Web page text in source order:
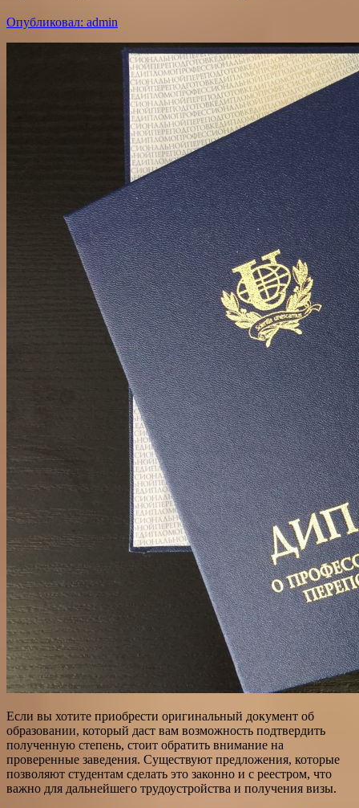
Опубликовал: admin
Если вы хотите приобрести оригинальный документ об
образовании, который даст вам возможность подтвердить
полученную степень, стоит обратить внимание на
проверенные заведения. Существуют предложения, которые
позволяют студентам сделать это законно и с реестром, что
важно для дальнейшего трудоустройства и получения визы.